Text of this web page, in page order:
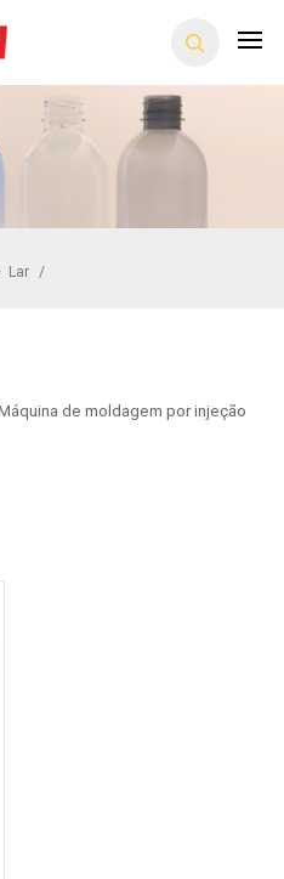
Lar /
de moldagem por injeção